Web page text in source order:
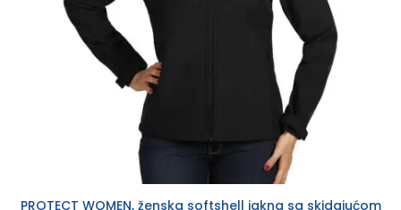
PROTECT WOMEN, ženska softshell jakna sa skidajućom